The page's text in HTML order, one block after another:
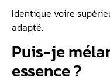
Identique voire
adapté.
Puis-je
essence ?